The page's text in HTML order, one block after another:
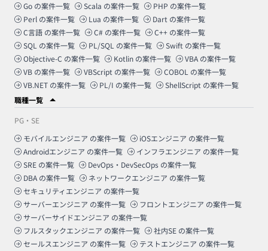
Go の案件一覧 Scala の案件一覧 PHP の案件一覧
Perl の案件一覧 Lua の案件一覧 Dart の案件一覧
C言語 の案件一覧 C# の案件一覧 C++ の案件一覧
SQL の案件一覧 PL/SQL の案件一覧 Swift の案件一覧
Objective-C の案件一覧 Kotlin の案件一覧 VBA の案件一覧
VB の案件一覧 VBScript の案件一覧 COBOL の案件一覧
VB.NET の案件一覧 PL/I の案件一覧 ShellScript の案件一覧
職種一覧
PG・SE
モバイルエンジニア の案件一覧 iOSエンジニア の案件一覧
Androidエンジニア の案件一覧 インフラエンジニア の案件一覧
SRE の案件一覧 DevOps・DevSecOps の案件一覧
DBA の案件一覧 ネットワークエンジニア の案件一覧
セキュリティエンジニア の案件一覧
サーバーエンジニア の案件一覧 フロントエンジニア の案件一覧
サーバーサイドエンジニア の案件一覧
フルスタックエンジニア の案件一覧 社内SE の案件一覧
セールスエンジニア の案件一覧 テストエンジニア の案件一覧